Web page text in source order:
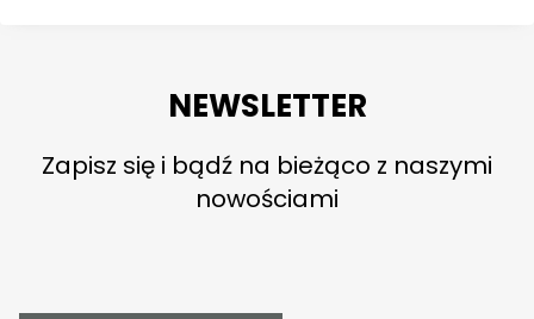
NEWSLETTER
Zapisz się i bądź na bieżąco z naszymi
nowościami